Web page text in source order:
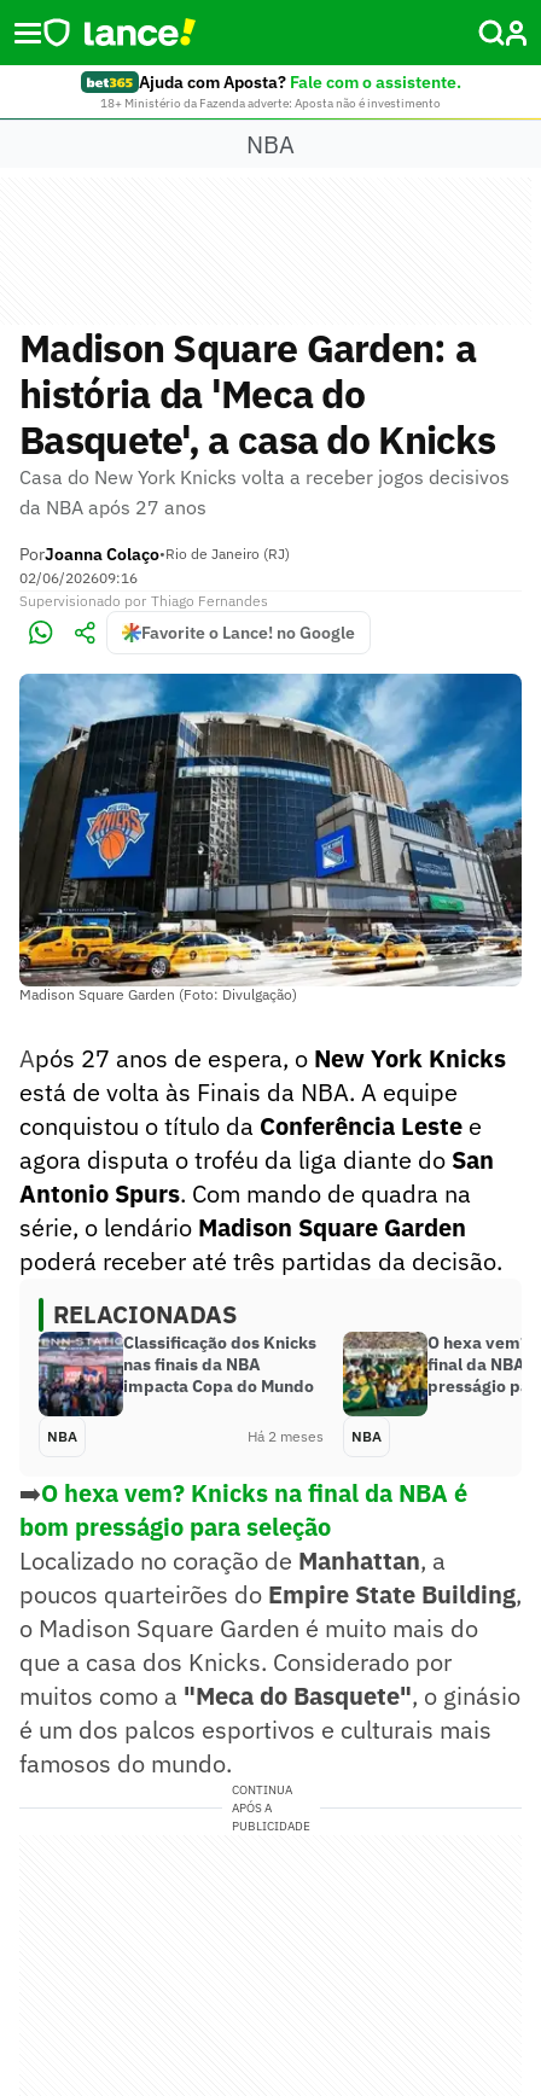
Ajuda com Aposta? Fale com o assistente.
18+ Ministério da Fazenda adverte: Aposta não é investimento
NBA
Madison Square Garden: a
história da 'Meca do
Basquete', a casa do Knicks
Casa do New York Knicks volta a receber jogos decisivos
da NBA após 27 anos
PorJoanna Colaço•Rio de Janeiro (RJ)
02/06/202609:16
Supervisionado por Thiago Fernandes
Favorite o Lance! no Google
Madison Square Garden (Foto: Divulgação)
Após 27 anos de espera, o New York Knicks
está de volta às Finais da NBA. A equipe
conquistou o título da Conferência Leste e
agora disputa o troféu da liga diante do San
Antonio Spurs. Com mando de quadra na
série, o lendário Madison Square Garden
poderá receber até três partidas da decisão.
RELACIONADAS
Classificação dos Knicks
nas finais da NBA
impacta Copa do Mundo
NBA Há 2 meses
O hexa vem?
final da NBA
presságio
NBA
➡️O hexa vem? Knicks na final da NBA é
bom presságio para seleção
Localizado no coração de Manhattan, a
poucos quarteirões do Empire State Building,
o Madison Square Garden é muito mais do
que a casa dos Knicks. Considerado por
muitos como a "Meca do Basquete", o ginásio
é um dos palcos esportivos e culturais mais
famosos do mundo.
CONTINUA
APÓS A
PUBLICIDADE